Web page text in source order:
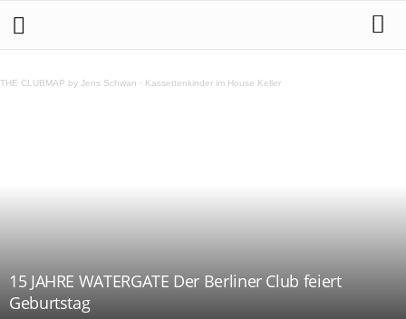
THE CLUBMAP by Jens Schwan · Kassettenkinder im House Keller
15 JAHRE WATERGATE Der Berliner Club feiert
Geburtstag